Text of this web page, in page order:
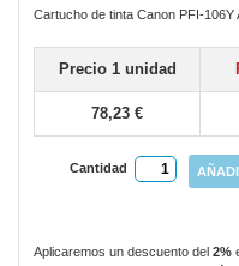
Cartucho de tinta Canon PFI-106Y
Precio 1 unidad
78,23 €
Cantidad
Aplicaremos un descuento del 2%
beginning
the
images
gallery